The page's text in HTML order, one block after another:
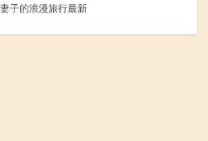
妻子的浪漫旅行最新